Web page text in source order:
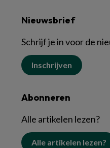
Nieuwsbrief
Schrijf je in voor de
Inschrijven
Abonneren
Alle artikelen lezen?
Alle artikelen lezen?